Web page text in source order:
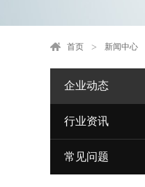
首页 新闻中心
企业动态
行业资讯
常见问题